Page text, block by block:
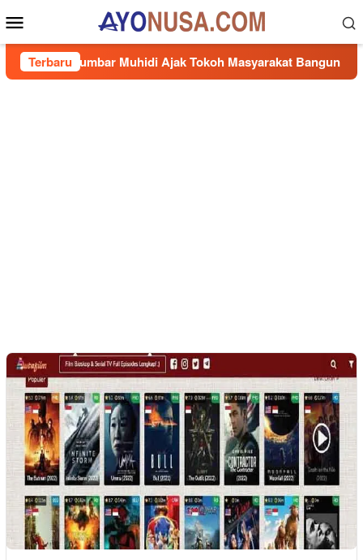
ke
kontenMobile
Terbaru
Sumbar Muhidi Ajak Tokoh Masyarakat Bangun Budaya